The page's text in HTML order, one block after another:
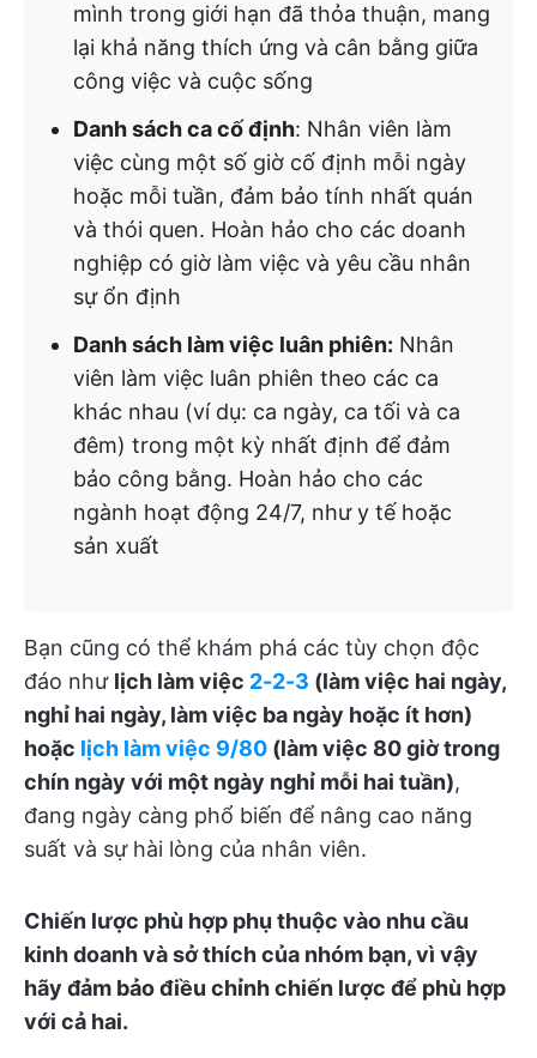
mình trong giới hạn đã thỏa thuận, mang
lại khả năng thích ứng và cân bằng giữa
công việc và cuộc sống
Danh sách ca cố định: Nhân viên làm
việc cùng một số giờ cố định mỗi ngày
hoặc mỗi tuần, đảm bảo tính nhất quán
và thói quen. Hoàn hảo cho các doanh
nghiệp có giờ làm việc và yêu cầu nhân
sự ổn định
Danh sách làm việc luân phiên: Nhân
viên làm việc luân phiên theo các ca
khác nhau (ví dụ: ca ngày, ca tối và ca
đêm) trong một kỳ nhất định để đảm
bảo công bằng. Hoàn hảo cho các
ngành hoạt động 24/7, như y tế hoặc
sản xuất
Bạn cũng có thể khám phá các tùy chọn độc
đáo như lịch làm việc 2-2-3 (làm việc hai ngày,
nghỉ hai ngày, làm việc ba ngày hoặc ít hơn)
hoặc lịch làm việc 9/80 (làm việc 80 giờ trong
chín ngày với một ngày nghỉ mỗi hai tuần),
đang ngày càng phổ biến để nâng cao năng
suất và sự hài lòng của nhân viên.
Chiến lược phù hợp phụ thuộc vào nhu cầu
kinh doanh và sở thích của nhóm bạn, vì vậy
hãy đảm bảo điều chỉnh chiến lược để phù hợp
với cả hai.